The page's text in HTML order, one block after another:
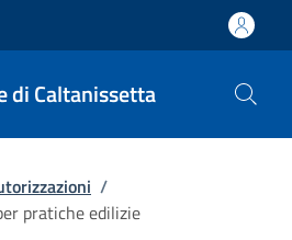
di Caltanissetta
/
pratiche edilizie